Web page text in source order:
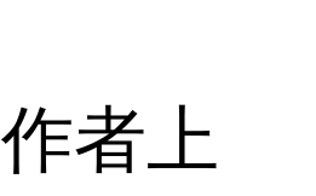
者上